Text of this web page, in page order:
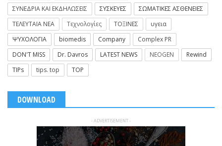
ΣΥΝΕΔΡΙΑ ΚΑΙ ΕΚΔΗΛΩΣΕΙΣ
ΣΥΣΚΕΥΕΣ
ΣΩΜΑΤΙΚΕΣ ΑΣΘΕΝΕΙΕΣ
ΤΕΛΕΥΤΑΙΑ ΝΕΑ
Τεχνολογίες ΤΟΞΙΝΕΣ
υγεια
ΨΥΧΟΛΟΓΙΑ
biomedis Company
Complex PR
DON'T MISS
Dr. Davros LATEST NEWS NEOGEN
Rewind
TIPs
tips. top TOP
DOWNLOAD
- ADVERTISEMENT -